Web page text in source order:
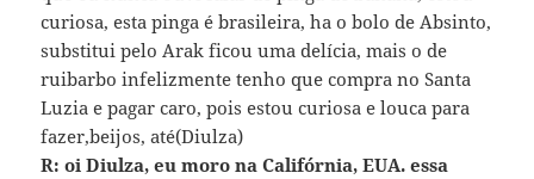
curiosa, esta pinga é brasileira, ha o bolo de Absinto,
substitui pelo Arak ficou uma delícia, mais o de
ruibarbo infelizmente tenho que compra no Santa
Luzia e pagar caro, pois estou curiosa e louca para
fazer,beijos, até(Diulza)
R: oi Diulza, eu moro na Califórnia, EUA. essa